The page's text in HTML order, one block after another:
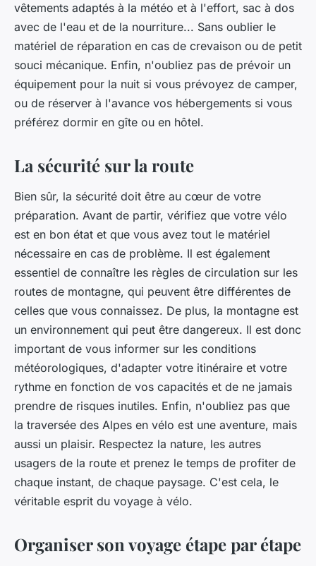
vêtements adaptés à la météo et à l'effort, sac à dos
avec de l'eau et de la nourriture... Sans oublier le
matériel de réparation en cas de crevaison ou de petit
souci mécanique. Enfin, n'oubliez pas de prévoir un
équipement pour la nuit si vous prévoyez de camper,
ou de réserver à l'avance vos hébergements si vous
préférez dormir en gîte ou en hôtel.
La sécurité sur la route
Bien sûr, la sécurité doit être au cœur de votre
préparation. Avant de partir, vérifiez que votre vélo
est en bon état et que vous avez tout le matériel
nécessaire en cas de problème. Il est également
essentiel de connaître les règles de circulation sur les
routes de montagne, qui peuvent être différentes de
celles que vous connaissez. De plus, la montagne est
un environnement qui peut être dangereux. Il est donc
important de vous informer sur les conditions
météorologiques, d'adapter votre itinéraire et votre
rythme en fonction de vos capacités et de ne jamais
prendre de risques inutiles. Enfin, n'oubliez pas que
la traversée des Alpes en vélo est une aventure, mais
aussi un plaisir. Respectez la nature, les autres
usagers de la route et prenez le temps de profiter de
chaque instant, de chaque paysage. C'est cela, le
véritable esprit du voyage à vélo.
Organiser son voyage étape par étape